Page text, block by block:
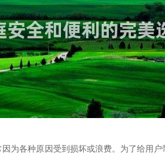
为各种原因受到损坏或浪费。为了给用